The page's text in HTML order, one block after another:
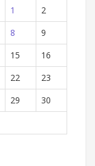
1
2
8
9
15
16
22
23
29
30